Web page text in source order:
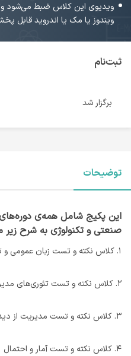
ویدیوی این کلاس ضبط
ویندوز یا مک یا اندروید قابل
ثبت‌نام
برگزار شد
توضیحات
این پکیج شامل همه‌ی
صنعتی و تکنولوژی به شرح
۱. کلاس نکته و تست زبان عمومی و تخصصی | دکتر حمید فرید
۲. کلاس نکته و تست تئوری‌های مدیریت |‌ دکتر علی احسانی
۳. کلاس نکته و تست مدیریت ‌از‌ دیدگاه‌ اسلام |‌ دکتر علی احسانی
۴. کلاس نکته و تست آمار و احتمال | دکتر محسن طورانی